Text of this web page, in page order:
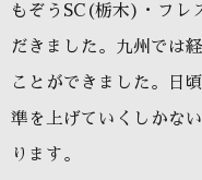
もぞうSC(栃木)・フレ
だきました。九州では
ことができました。日
準を上げていくしかな
ります。